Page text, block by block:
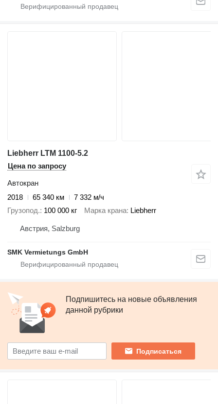
Liebherr LTM 1100-5.2
Цена по запросу
Автокран
2018
65 340 км
7 332 м/ч
Грузопод. 100 000 кг Марка крана Liebherr
Австрия, Salzburg
SMK Vermietungs GmbH
Подпишитесь на новые объявления
данной рубрики
Подписаться